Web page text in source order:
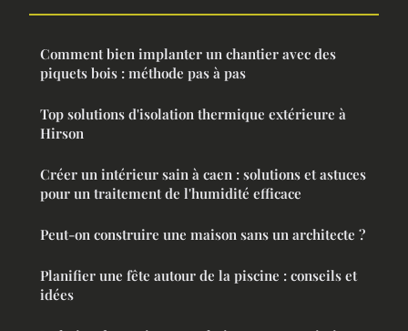
Comment bien implanter un chantier avec des
piquets bois : méthode pas à pas
Top solutions d'isolation thermique extérieure à
Hirson
Créer un intérieur sain à caen : solutions et astuces
pour un traitement de l'humidité efficace
Peut-on construire une maison sans un architecte ?
Planifier une fête autour de la piscine : conseils et
idées